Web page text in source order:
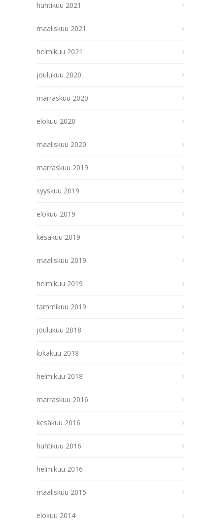
huhtikuu 2021
maaliskuu 2021
helmikuu 2021
joulukuu 2020
marraskuu 2020
elokuu 2020
maaliskuu 2020
marraskuu 2019
syyskuu 2019
elokuu 2019
kesäkuu 2019
maaliskuu 2019
helmikuu 2019
tammikuu 2019
joulukuu 2018
lokakuu 2018
helmikuu 2018
marraskuu 2016
kesäkuu 2016
huhtikuu 2016
helmikuu 2016
maaliskuu 2015
elokuu 2014